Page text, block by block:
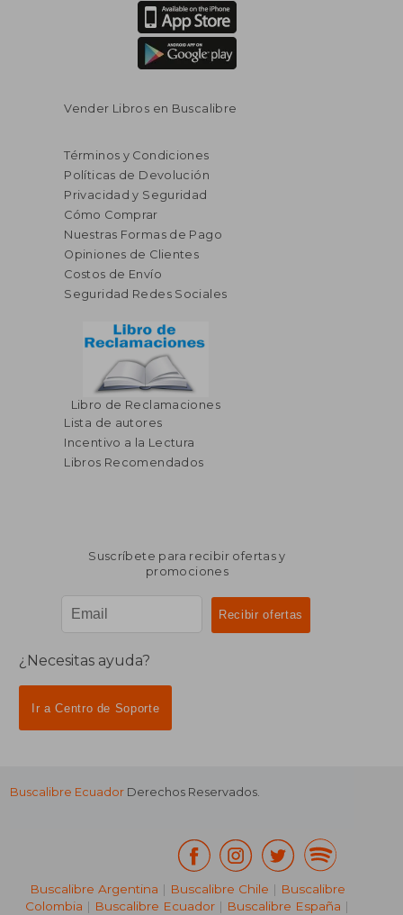
50%
dcto.
$ 61.51
Vender Libros en Buscalibre
Términos y Condiciones
Políticas de Devolución
Privacidad y Seguridad
Cómo Comprar
Nuestras Formas de Pago
Opiniones de Clientes
Costos de Envío
Seguridad Redes Sociales
Libro de Reclamaciones
Lista de autores
Incentivo a la Lectura
Libros Recomendados
Suscríbete para recibir ofertas y
promociones
¿Necesitas ayuda?
Ir a Centro de Soporte
Buscalibre Ecuador Derechos Reservados.
Buscalibre Argentina | Buscalibre Chile | Buscalibre
Colombia | Buscalibre Ecuador | Buscalibre España |